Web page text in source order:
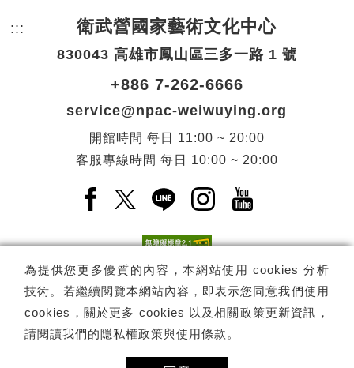
為提供您更多優質的內容，本網站使用 cookies 分析
技術。若繼續閱覽本網站內容，即表示您同意我們使用
cookies，關於更多 cookies 以及相關政策更新資訊，
請閱讀我們的隱私權政策與使用條款 。
::: 頁尾網站資訊。
衛武營國家藝術文化中心
830043 高雄市鳳山區三多一路 1 號
+886 7-262-6666
service@npac-weiwuying.org
開館時間 每日
11:00 ~ 20:00
客服專線時間 每日 10:00 ~ 20:00
Facebook(另開新視窗)
X(另開新視窗)
LINE(另開新視窗)
Instagram(另開新視
YouTube(另開
電子報訂閱 訂閱
Copyright © 國家表演藝術中心 -衛武營國家藝術文化中心